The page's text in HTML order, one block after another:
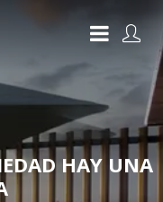
HAY UNA